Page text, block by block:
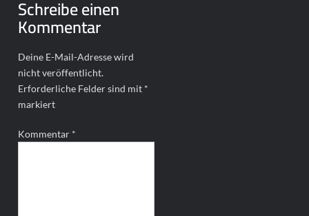
Schreibe einen
Kommentar
Deine E-Mail-Adresse wird
nicht veröffentlicht.
Erforderliche Felder sind mit *
markiert
Kommentar *